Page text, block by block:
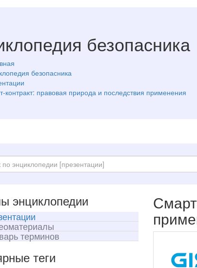
безопасника
безопасника
контракт: правовая природа и последствия применения
энциклопедии
терминов
теги